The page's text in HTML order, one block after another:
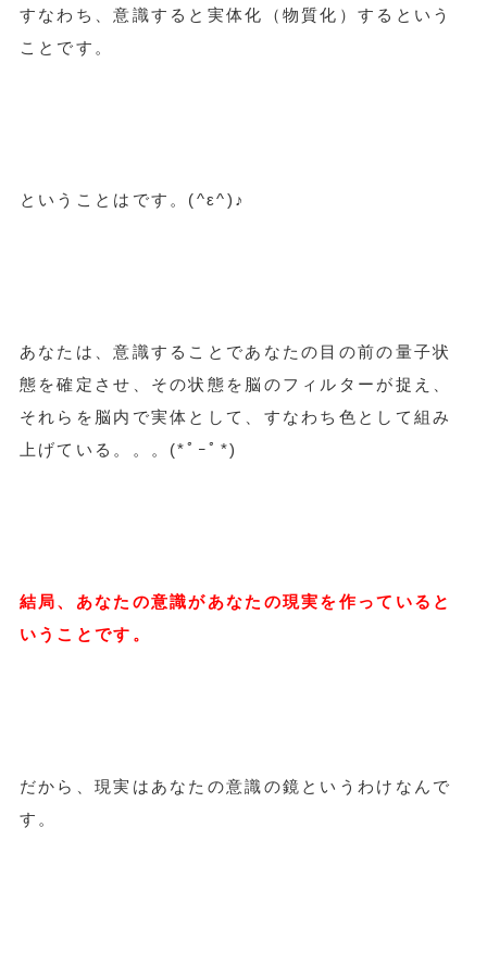
すなわち、意識すると実体化（物質化）するという
ことです。
ということはです。(^ε^)♪
あなたは、意識することであなたの目の前の量子状
態を確定させ、その状態を脳のフィルターが捉え、
それらを脳内で実体として、すなわち色として組み
上げている。。。(*ﾟｰﾟ*)
結局、あなたの意識があなたの現実を作っていると
いうことです。
だから、現実はあなたの意識の鏡というわけなんで
す。